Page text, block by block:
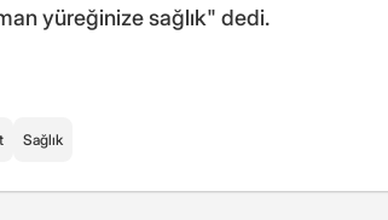
yüreğinize sağlık" dedi.
Sağlık